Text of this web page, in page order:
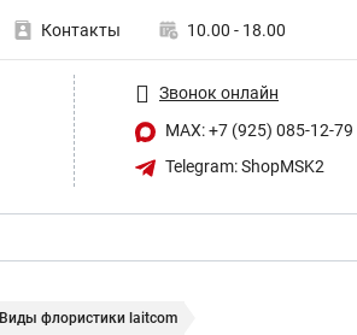
Контакты 10.00 - 18.00
Звонок онлайн
MAX: +7 (925) 085-12-79
Telegram: ShopMSK2
Виды флористики laitcom